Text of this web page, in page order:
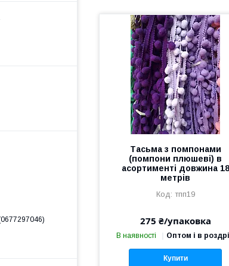
Тасьма з помпонами
(помпони плюшеві) в
асортименті довжина 18
метрів
тпп19
275 ₴/упаковка
В наявності Оптом і в
Купити
0677297046